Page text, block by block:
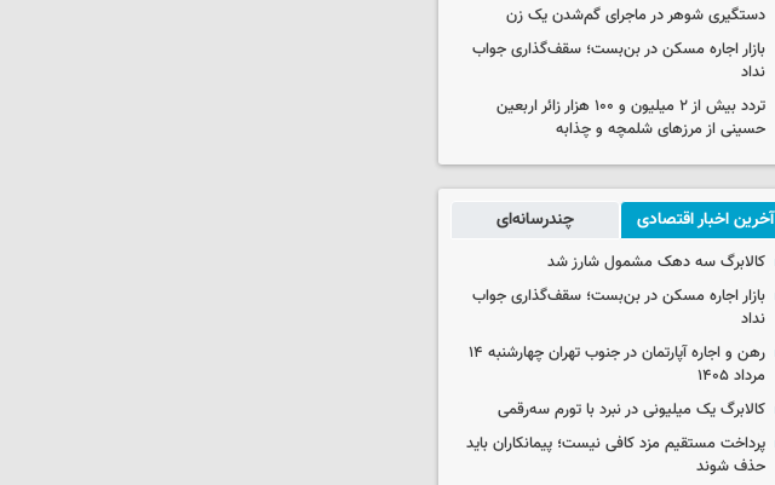
دستگیری شوهر در ماجرای گم‌شدن یک زن
بازار اجاره مسکن در بن‌بست؛ سقف‌گذاری جواب
نداد
تردد بیش از ۲ میلیون و ۱۰۰ هزار زائر اربعین
حسینی از مرزهای شلمچه و چذابه
آخرین اخبار اقتصادی چندرسانه‌ای
کالابرگ سه دهک مشمول شارز شد
بازار اجاره مسکن در بن‌بست؛ سقف‌گذاری جواب
نداد
رهن و اجاره آپارتمان در جنوب تهران چهارشنبه ۱۴
مرداد ۱۴۰۵
کالابرگ یک میلیونی در نبرد با تورم سه‌رقمی
پرداخت مستقیم مزد کافی نیست؛ پیمانکاران باید
حذف شوند